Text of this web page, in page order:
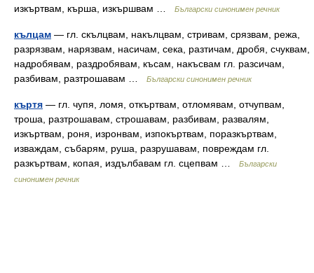
изкъртвам, кърша, изкършвам …
Български синонимен речник
кълцам — гл. скълцвам, накълцвам, стривам, срязвам, режа,
разрязвам, нарязвам, насичам, сека, разтичам, дробя, счуквам,
надробявам, раздробявам, късам, накъсвам гл. разсичам,
разбивам, разтрошавам …
Български синонимен речник
къртя — гл. чупя, ломя, откъртвам, отломявам, отчупвам,
троша, разтрошавам, строшавам, разбивам, развалям,
изкъртвам, роня, изронвам, изпокъртвам, поразкъртвам,
изваждам, събарям, руша, разрушавам, повреждам гл.
разкъртвам, копая, издълбавам гл. сцепвам …
Български
синонимен речник